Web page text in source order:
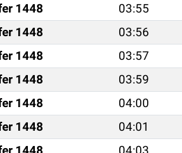
1448 03:55
1448 03:56
1448 03:57
1448 03:59
1448 04:00
1448 04:01
1448 04:03